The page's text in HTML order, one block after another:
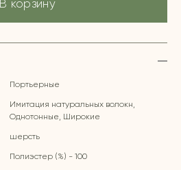
В корзину
Портьерные
Имитация натуральных волокн,
Однотонные, Широкие
шерсть
Полиэстер (%) - 100